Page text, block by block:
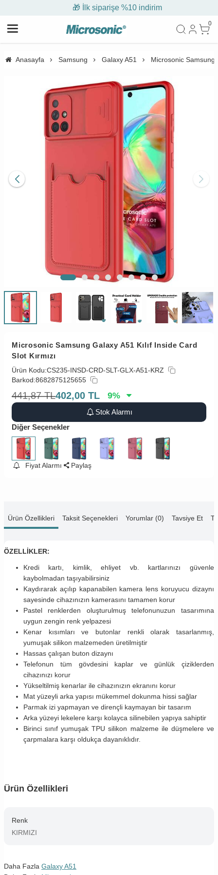
🎁 İlk siparişe %10 indirim
0
Anasayfa Samsung Galaxy A51 Microsonic Samsung
Microsonic Samsung Galaxy A51 Kılıf Inside Card
Slot Kırmızı
Ürün Kodu:CS235-INSD-CRD-SLT-GLX-A51-KRZ
Barkod:8682875125655
441,87 TL402,00 TL 9%
Stok Alarmı
Diğer Seçenekler
Fiyat Alarmı Paylaş
Ürün Özellikleri Taksit Seçenekleri Yorumlar (0) Tavsiye Et
ÖZELLİKLER:
Kredi kartı, kimlik, ehliyet vb. kartlarınızı güvenle
kaybolmadan taşıyabilirsiniz
Kaydırarak açılıp kapanabilen kamera lens koruyucu dizaynı
sayesinde cihazınızın kamerasını tamamen korur
Pastel renklerden oluşturulmuş telefonunuzun tasarımına
uygun zengin renk yelpazesi
Kenar kısımları ve butonlar renkli olarak tasarlanmış,
yumuşak silikon malzemeden üretilmiştir
Hassas çalışan buton dizaynı
Telefonun tüm gövdesini kaplar ve günlük çiziklerden
cihazınızı korur
Yükseltilmiş kenarlar ile cihazınızın ekranını korur
Mat yüzeyli arka yapısı mükemmel dokunma hissi sağlar
Parmak izi yapmayan ve dirençli kaymayan bir tasarım
Arka yüzeyi lekelere karşı kolayca silinebilen yapıya sahiptir
Birinci sınıf yumuşak TPU silikon malzeme ile düşmelere ve
çarpmalara karşı oldukça dayanıklıdır.
Ürün Özellikleri
Renk
KIRMIZI
Daha Fazla Galaxy A51